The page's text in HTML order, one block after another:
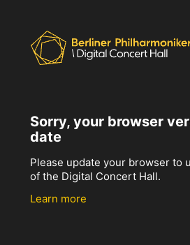
Sorry, your browser
date
Please update your browser to
of the Digital Concert Hall.
Learn more